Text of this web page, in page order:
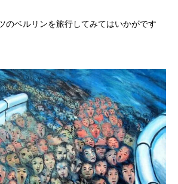
のベルリンを旅行してみてはいかがです